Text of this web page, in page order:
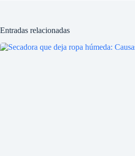
Entradas relacionadas